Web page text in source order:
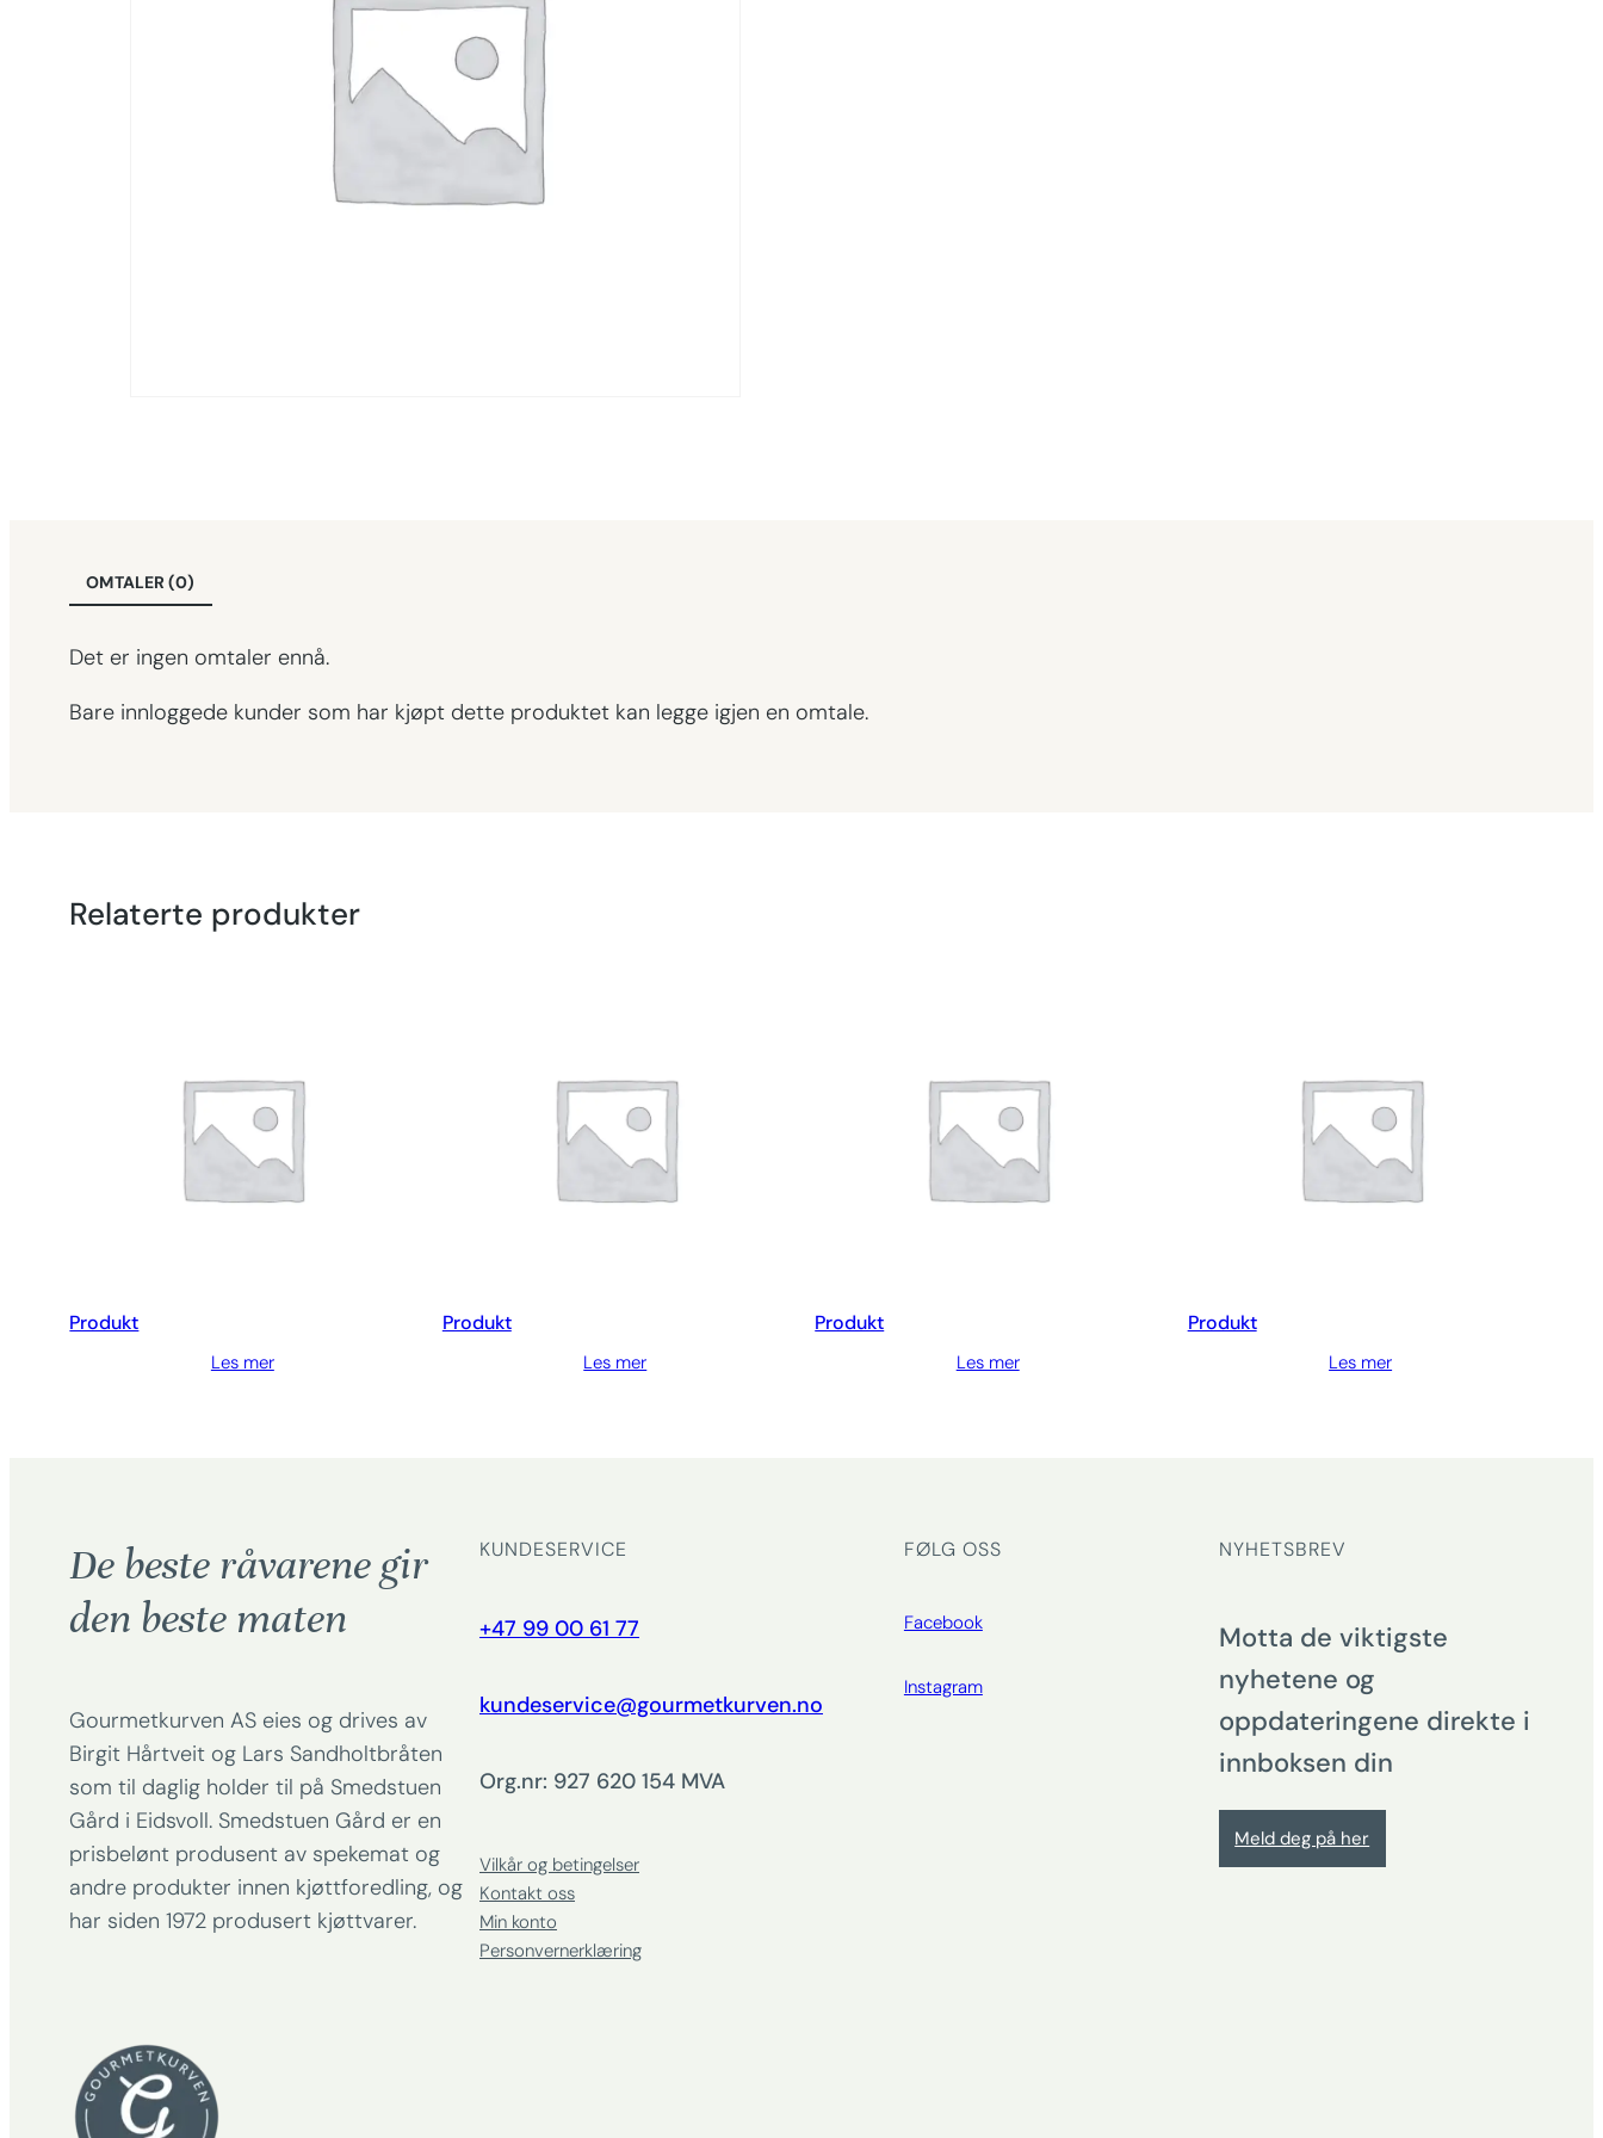
OMTALER (0)
Det er ingen omtaler ennå.
Bare innloggede kunder som har kjøpt dette produktet kan legge igjen en omtale.
Relaterte produkter
Produkt
Les mer
Produkt
Les mer
Produkt
Les mer
Produkt
Les mer
De beste råvarene gir
den beste maten
Gourmetkurven AS eies og drives av
Birgit Hårtveit og Lars Sandholtbråten
som til daglig holder til på Smedstuen
Gård i Eidsvoll. Smedstuen Gård er en
prisbelønt produsent av spekemat og
andre produkter innen kjøttforedling, og
har siden 1972 produsert kjøttvarer.
KUNDESERVICE
+47 99 00 61 77
kundeservice@gourmetkurven.no
Org.nr: 927 620 154 MVA
Vilkår og betingelser
Kontakt oss
Min konto
Personvernerklæring
FØLG OSS
Facebook
Instagram
NYHETSBREV
Motta de viktigste
nyhetene og
oppdateringene direkte i
innboksen din
Meld deg på her